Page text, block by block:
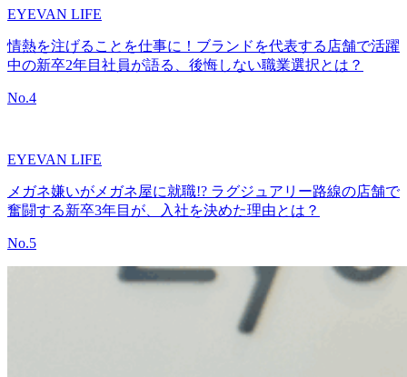
EYEVAN LIFE
情熱を注げることを仕事に！ブランドを代表する店舗で活躍
中の新卒2年目社員が語る、後悔しない職業選択とは？
No.4
EYEVAN LIFE
メガネ嫌いがメガネ屋に就職!? ラグジュアリー路線の店舗で
奮闘する新卒3年目が、入社を決めた理由とは？
No.5